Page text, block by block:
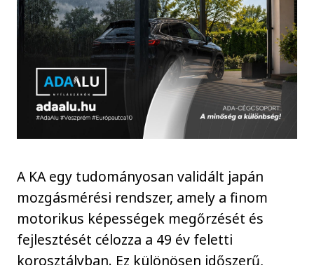
A KA egy tudományosan validált japán
mozgásmérési rendszer, amely a finom
motorikus képességek megőrzését és
fejlesztését célozza a 49 év feletti
korosztályban. Ez különösen időszerű,